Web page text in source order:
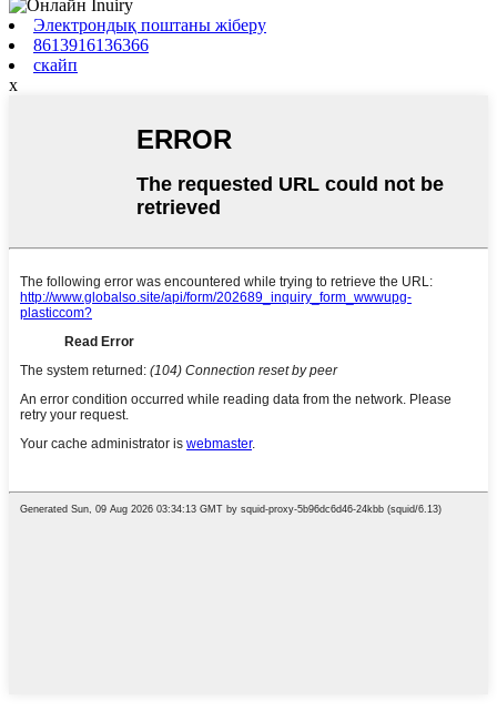
Электрондық поштаны жіберу
8613916136366
скайп
x